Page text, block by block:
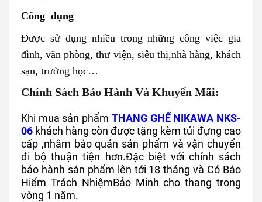
Công dụng
Được sử dụng nhiều trong những công việc gia
đình, văn phòng, thư viện, siêu thị,nhà hàng, khách
sạn, trường học…
Chính Sách Bảo Hành Và Khuyến Mãi:
Khi mua sản phẩm THANG GHẾ NIKAWA NKS-
06 khách hàng còn được tặng kèm túi đựng cao
cấp ,nhằm bảo quản sản phẩm và vận chuyển
đi bộ thuận tiện hơn.Đặc biệt với chính sách
bảo hành sản phẩm lên tới 18 tháng và Có Bảo
Hiểm Trách NhiệmBảo Minh chothang trong
vòng 1 năm​.